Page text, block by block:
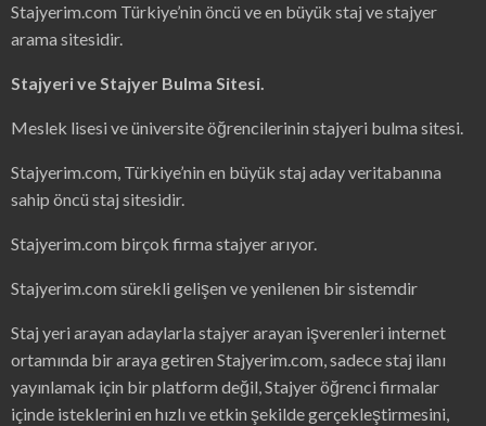
Stajyerim.com Türkiye’nin öncü ve en büyük staj ve stajyer
arama sitesidir.
Stajyeri ve Stajyer Bulma Sitesi.
Meslek lisesi ve üniversite öğrencilerinin stajyeri bulma sitesi.
Stajyerim.com, Türkiye’nin en büyük staj aday veritabanına
sahip öncü staj sitesidir.
Stajyerim.com birçok firma stajyer arıyor.
Stajyerim.com sürekli gelişen ve yenilenen bir sistemdir
Staj yeri arayan adaylarla stajyer arayan işverenleri internet
ortamında bir araya getiren Stajyerim.com, sadece staj ilanı
yayınlamak için bir platform değil, Stajyer öğrenci firmalar
içinde isteklerini en hızlı ve etkin şekilde gerçekleştirmesini,